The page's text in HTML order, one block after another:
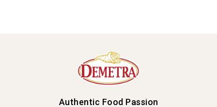
Authentic Food Passion